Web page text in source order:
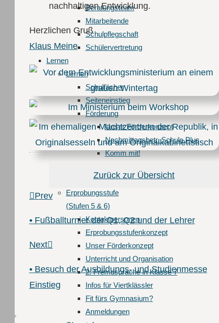
Beratungsteam
Mitarbeitende
Schulpflegschaft
Schülervertretung
Lernen
Lernen
Schulfächer
Seiteneinstieg
Förderung
Unser Förderkonzept
Nachmittagsbetr. Schule Plus
Komm mit!
Berufsorientierung
Erprobungsstufe
(Stufen 5 & 6)
Kontaktpersonen
Erprobungsstufenkonzept
Unser Förderkonzept
Unterricht und Organisation
2. Fremdsprache in Klasse 7
Infos für Viertklässler
Fit fürs Gymnasium?
Anmeldungen
nachhaltigen Entwicklung.
Herzlichen Gruß
Klaus Meine
Zurück zur Übersicht
Prev
• Fußballturnier der Q1, Q2 und der Lehrer
Next
•Besuch der Ausbildungs- und Studienmesse
Einstieg